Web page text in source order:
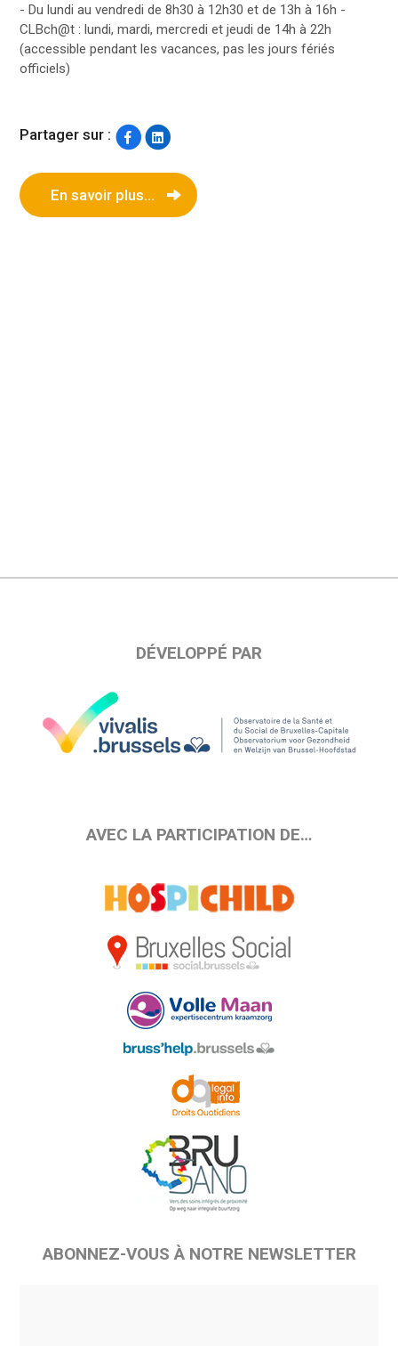
- Du lundi au vendredi de 8h30 à 12h30 et de 13h à 16h -
CLBch@t : lundi, mardi, mercredi et jeudi de 14h à 22h
(accessible pendant les vacances, pas les jours fériés
officiels)
Partager sur :
En savoir plus...
DÉVELOPPÉ PAR
AVEC LA PARTICIPATION DE…
ABONNEZ-VOUS À NOTRE NEWSLETTER